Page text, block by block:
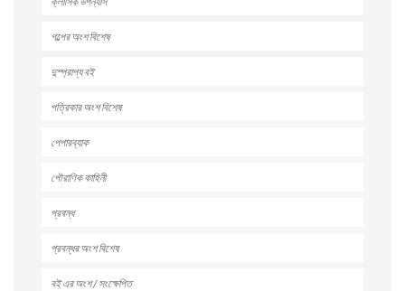
গল্পের অংশ বিশেষ
দুস্প্রাপ্য বই
পত্রিকার অংশ বিশেষ
পেপারব্যাক
পৌরাণিক কাহিনী
প্রবন্ধ
প্রবন্ধর অংশ বিশেষ
বই এর অংশ / সংক্ষেপিত